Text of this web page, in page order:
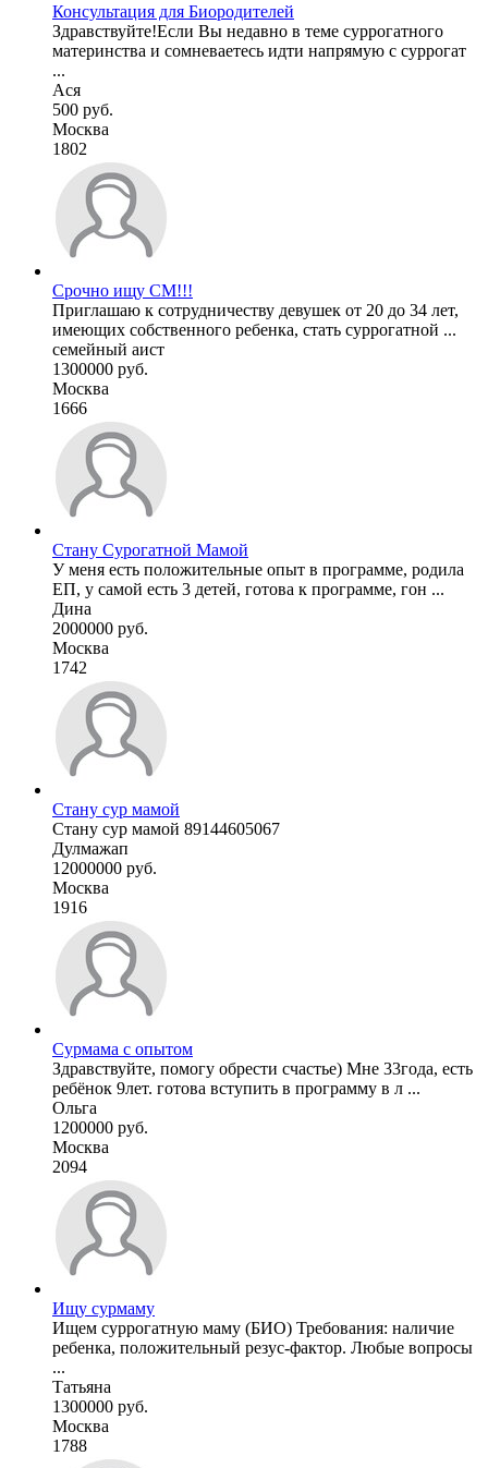
Консультация для Биородителей
Здравствуйте!Если Вы недавно в теме суррогатного
материнства и сомневаетесь идти напрямую с суррогат
...
Ася
500 руб.
Москва
1802
Срочно ищу СМ!!!
Приглашаю к сотрудничеству девушек от 20 до 34 лет,
имеющих собственного ребенка, стать суррогатной ...
семейный аист
1300000 руб.
Москва
1666
Стану Сурогатной Мамой
У меня есть положительные опыт в программе, родила
ЕП, у самой есть 3 детей, готова к программе, гон ...
Дина
2000000 руб.
Москва
1742
Стану сур мамой
Стану сур мамой 89144605067
Дулмажап
12000000 руб.
Москва
1916
Сурмама с опытом
Здравствуйте, помогу обрести счастье) Мне 33года, есть
ребёнок 9лет. готова вступить в программу в л ...
Ольга
1200000 руб.
Москва
2094
Ищу сурмаму
Ищем суррогатную маму (БИО) Требования: наличие
ребенка, положительный резус-фактор. Любые вопросы
...
Татьяна
1300000 руб.
Москва
1788